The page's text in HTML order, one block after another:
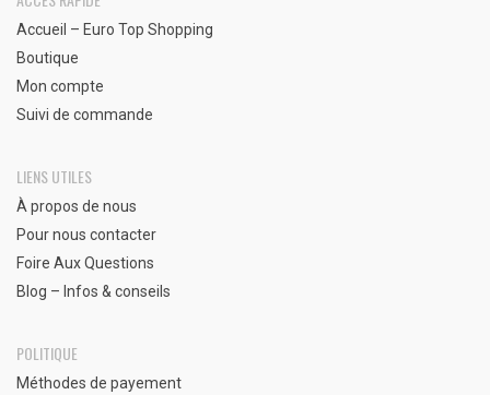
Accueil – Euro Top Shopping
Boutique
Mon compte
Suivi de commande
LIENS UTILES
À propos de nous
Pour nous contacter
Foire Aux Questions
Blog – Infos & conseils
POLITIQUE
Méthodes de payement